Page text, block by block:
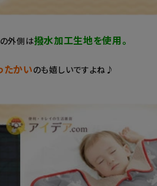
の外側は撥水加工生地を使用。
たかいのも嬉しいですよね♪